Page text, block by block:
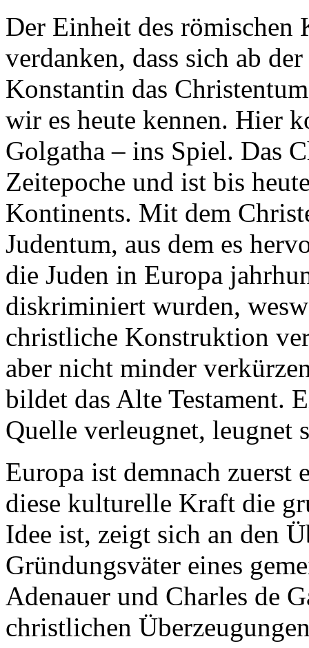
Der Einheit des römischen
verdanken, dass sich ab
Konstantin das
wir es heute kennen. Hier
Golgatha – ins Spiel. Das
Zeitepoche und ist bis
Kontinents. Mit dem
Judentum, aus dem es
die Juden in Europa
diskriminiert wurden,
christliche Konstruktion
aber nicht minder
bildet das Alte Testament.
Quelle verleugnet, leugnet
Europa ist demnach zuerst
diese kulturelle Kraft die
Idee ist, zeigt sich an den
Gründungsväter eines
Adenauer und Charles de
christlichen